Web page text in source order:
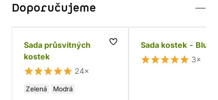
Doporučujeme
Sada průsvitných
kostek
24×
Zelená Modrá
Sada kostek - Blue
3×